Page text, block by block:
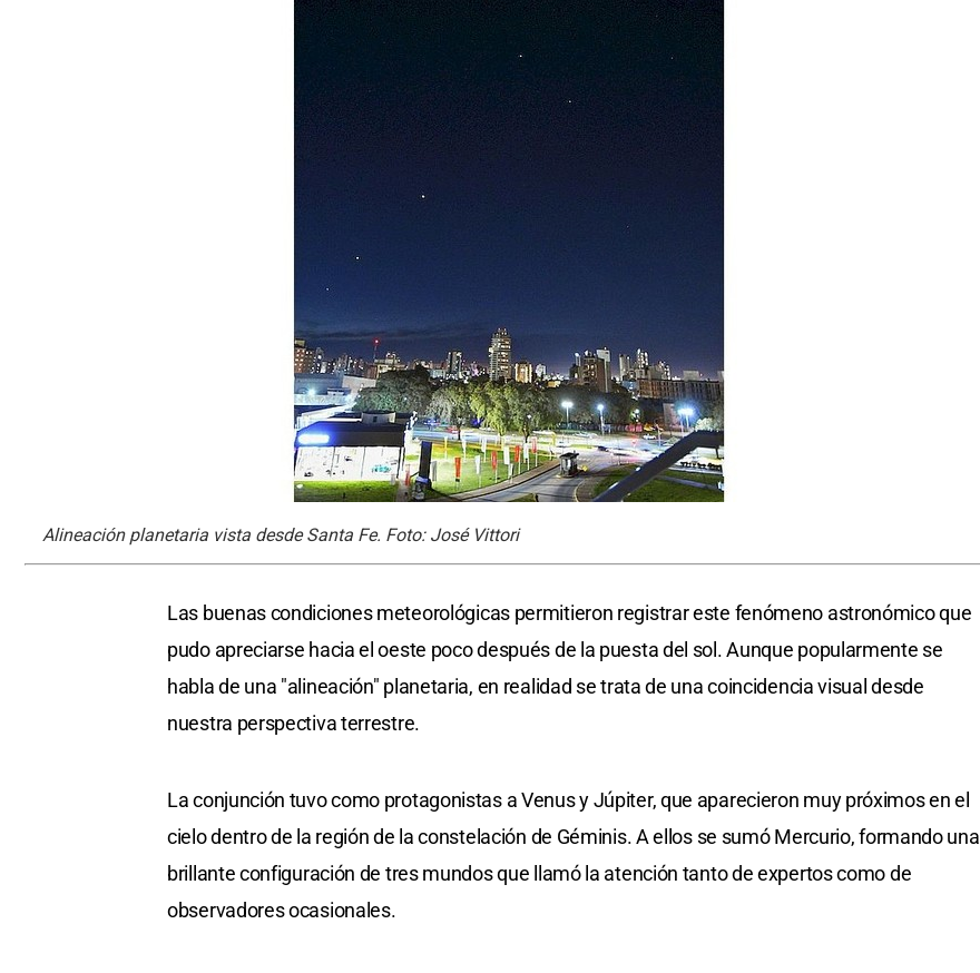
Alineación planetaria vista desde Santa Fe. Foto: José Vittori
Las buenas condiciones meteorológicas permitieron registrar este fenómeno astronómico que
pudo apreciarse hacia el oeste poco después de la puesta del sol. Aunque popularmente se
habla de una "alineación" planetaria, en realidad se trata de una coincidencia visual desde
nuestra perspectiva terrestre.
La conjunción tuvo como protagonistas a Venus y Júpiter, que aparecieron muy próximos en el
cielo dentro de la región de la constelación de Géminis. A ellos se sumó Mercurio, formando una
brillante configuración de tres mundos que llamó la atención tanto de expertos como de
observadores ocasionales.